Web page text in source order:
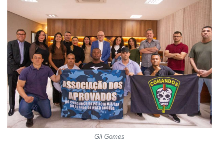
Gil Gomes